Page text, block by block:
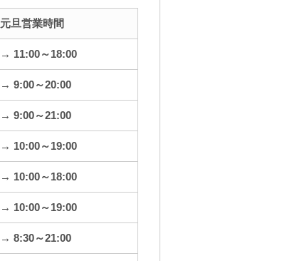
元旦営業時間
→ 11:00～18:00
→ 9:00～20:00
→ 9:00～21:00
→ 10:00～19:00
→ 10:00～18:00
→ 10:00～19:00
→ 8:30～21:00